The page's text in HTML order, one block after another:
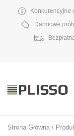
Konkurencyjne
Darmowe
Strona Główna /